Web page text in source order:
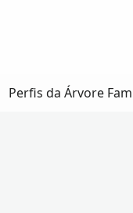
Perfis da Árvore